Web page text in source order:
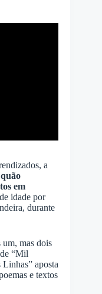
a
em
idade por
durante
um, mas dois
“Mil
aposta
e textos